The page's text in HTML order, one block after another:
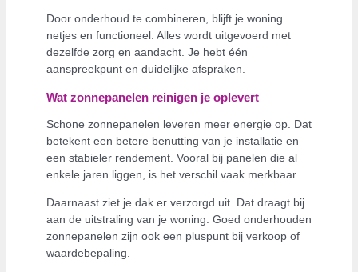
Door onderhoud te combineren, blijft je woning
netjes en functioneel. Alles wordt uitgevoerd met
dezelfde zorg en aandacht. Je hebt één
aanspreekpunt en duidelijke afspraken.
Wat zonnepanelen reinigen je oplevert
Schone zonnepanelen leveren meer energie op. Dat
betekent een betere benutting van je installatie en
een stabieler rendement. Vooral bij panelen die al
enkele jaren liggen, is het verschil vaak merkbaar.
Daarnaast ziet je dak er verzorgd uit. Dat draagt bij
aan de uitstraling van je woning. Goed onderhouden
zonnepanelen zijn ook een pluspunt bij verkoop of
waardebepaling.